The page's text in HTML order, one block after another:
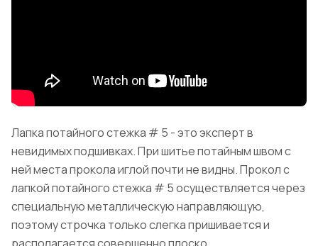
Лапка потайного стежка # 5 - это эксперт в
невидимых подшивках. При шитье потайным швом с
ней места прокола иглой почти не видны. Прокол с
лапкой потайного стежка # 5 осуществляется через
специальную металлическую направляющую,
поэтому строчка только слегка пришивается и